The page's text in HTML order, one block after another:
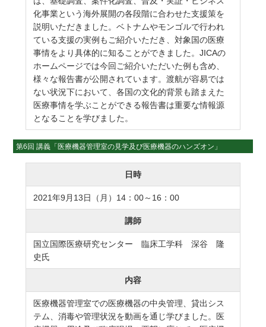
化事業という海外展開の各段階に合わせた支援策を
説明いただきました。ベトナムやモンゴルで行われ
ている支援の実例もご紹介いただき、対象国の医療
事情をより具体的に知ることができました。JICAの
ホームページでは今回ご紹介いただいた例も含め、
様々な報告書が公開されています。渡航が容易では
ない状況下において、各国の文化的背景も踏まえた
医療事情を学ぶことができる報告書は重要な情報源
となることを学びました。
第6回 講義「医療機器管理室の見学及び医療機器のハンズオン」
日時
2021年9月13日（月）14：00～16：00
講師
国立国際医療研究センター 臨床工学科 深谷 隆
史氏
内容
医療機器管理室での医療機器の中央管理、貸出シス
テム、消毒や管理状況を動画を通じ学びました。医